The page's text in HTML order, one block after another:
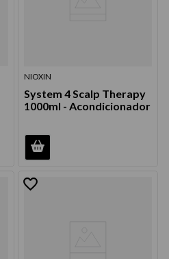
NIOXIN
System 4 Scalp Therapy
1000ml - Acondicionador